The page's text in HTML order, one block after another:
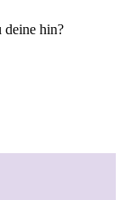
deine hin?